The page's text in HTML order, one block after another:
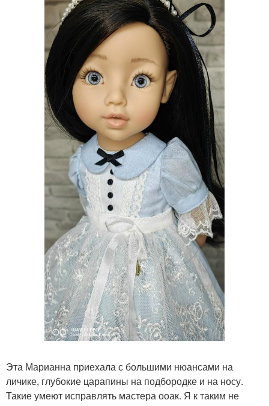
Эта Марианна приехала с большими нюансами на
личике, глубокие царапины на подбородке и на носу.
Такие умеют исправлять мастера ооак. Я к таким не